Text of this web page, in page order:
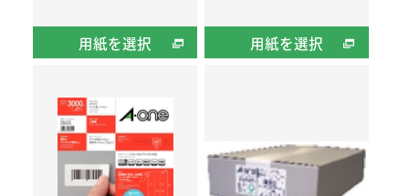
用紙を選択 用紙を選択